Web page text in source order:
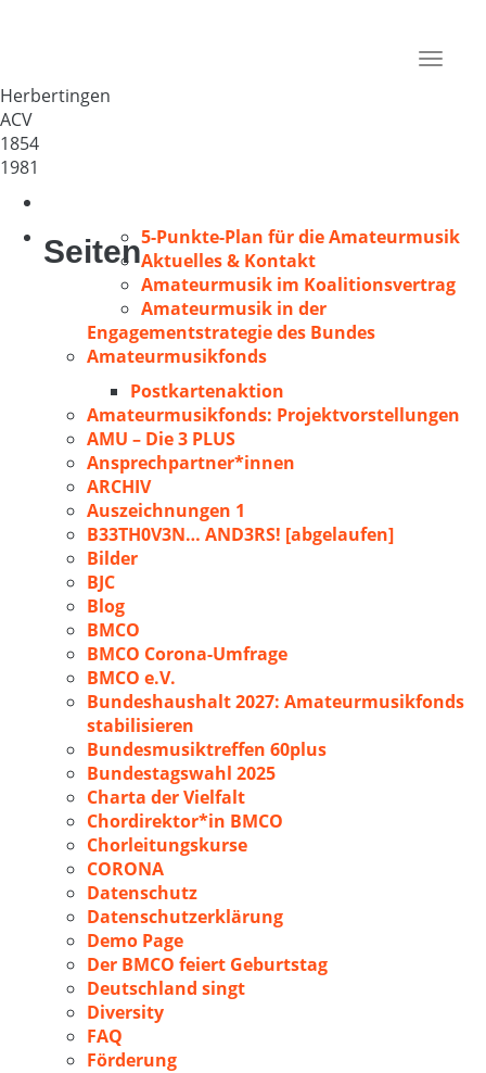
Toggle
Herbertingen
ACV
1854
1981
Seiten5-Punkte-Plan für die Amateurmusik
Aktuelles & Kontakt
Amateurmusik im Koalitionsvertrag
Amateurmusik in der
Engagementstrategie des Bundes
Amateurmusikfonds
Postkartenaktion
Amateurmusikfonds: Projektvorstellungen
AMU – Die 3 PLUS
Ansprechpartner*innen
ARCHIV
Auszeichnungen 1
B33TH0V3N… AND3RS! [abgelaufen]
Bilder
BJC
Blog
BMCO
BMCO Corona-Umfrage
BMCO e.V.
Bundeshaushalt 2027: Amateurmusikfonds
stabilisieren
Bundesmusiktreffen 60plus
Bundestagswahl 2025
Charta der Vielfalt
Chordirektor*in BMCO
Chorleitungskurse
CORONA
Datenschutz
Datenschutzerklärung
Demo Page
Der BMCO feiert Geburtstag
Deutschland singt
Diversity
FAQ
Förderung